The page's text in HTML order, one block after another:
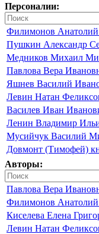
Персоналии:
Филимонов Анатолий
Пушкин Александр
Медников Михаил
Павлова Вера
Яшнев Василий
Левин Натан
Василев Иван
Ленин Владимир
Мусийчук Василий
Довмонт (Тимофей)
Авторы:
Павлова Вера
Филимонов Анатолий
Киселева Елена
Левин Натан